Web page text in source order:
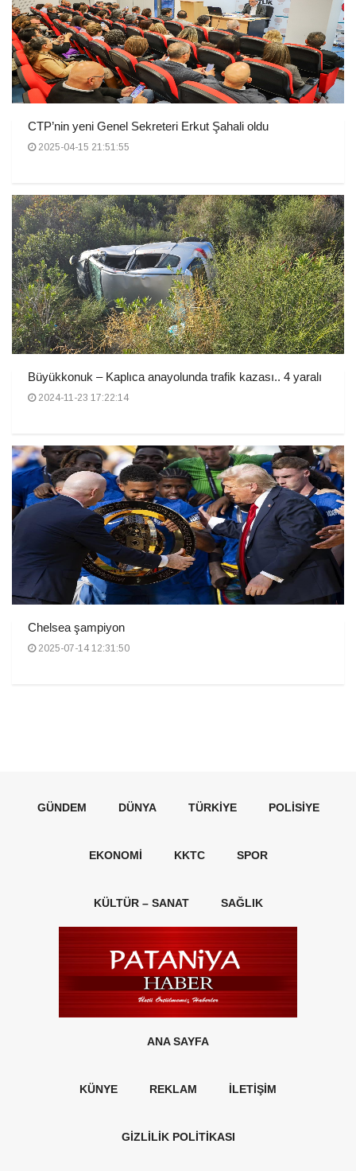
CTP’nin yeni Genel Sekreteri Erkut Şahali oldu
2025-04-15 21:51:55
Büyükkonuk – Kaplıca anayolunda trafik kazası.. 4 yaralı
2024-11-23 17:22:14
Chelsea şampiyon
2025-07-14 12:31:50
GÜNDEM DÜNYA TÜRKIYE POLISIYE
EKONOMI KKTC SPOR
KÜLTÜR – SANAT SAĞLIK
ANA SAYFA
KÜNYE REKLAM İLETİŞİM
GİZLİLİK POLİTİKASI